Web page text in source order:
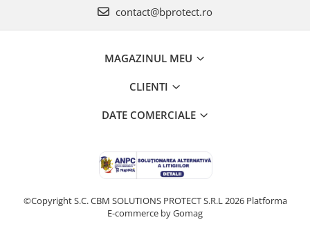
contact@bprotect.ro
MAGAZINUL MEU
CLIENTI
DATE COMERCIALE
©Copyright S.C. CBM SOLUTIONS PROTECT S.R.L 2026 Platforma
E-commerce by Gomag